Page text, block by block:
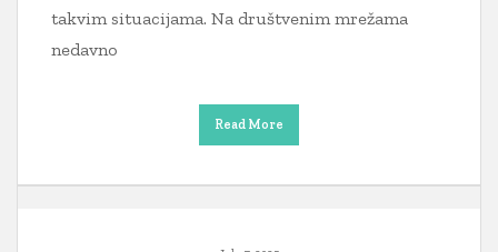
takvim situacijama. Na društvenim mrežama
nedavno
Read More